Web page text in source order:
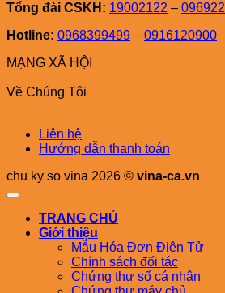
Tổng đài CSKH: 19002122 –
Hotline: 0968399499 – 0916120900
MẠNG XÃ HỘI
Về Chúng Tôi
Liên hệ
Hướng dẫn thanh toán
chu ky so vina 2026 © vina-ca.vn
TRANG CHỦ
Giới thiệu
Mẫu Hóa Đơn Điện Tử
Chính sách đối tác
Chứng thư số cá nhân